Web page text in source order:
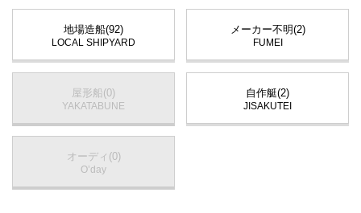
地場造船(92)
LOCAL SHIPYARD
メーカー不明(2)
FUMEI
屋形船(0)
YAKATABUNE
自作艇(2)
JISAKUTEI
オーディ(0)
O’day